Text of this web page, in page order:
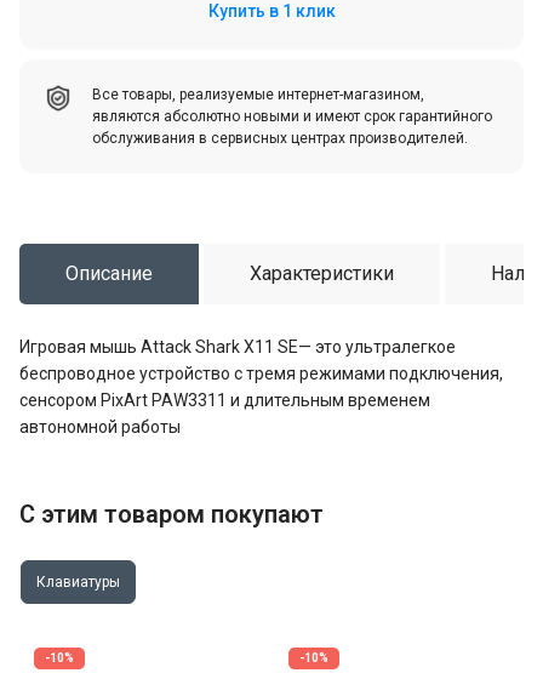
Купить в 1 клик
Все товары, реализуемые интернет-магазином,
являются абсолютно новыми и имеют срок гарантийного
обслуживания в сервисных центрах производителей.
Описание Характеристики
Игровая мышь Attack Shark X11 SE— это ультралегкое
беспроводное устройство с тремя режимами подключения,
сенсором PixArt PAW3311 и длительным временем
автономной работы
С этим товаром покупают
Клавиатуры
-10% -10%